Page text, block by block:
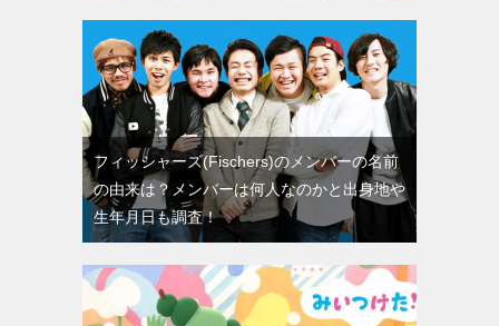
フィッシャーズ(Fischers)のメンバーの名前
の由来は？メンバーは何人なのかと出身地や
生年月日も調査！